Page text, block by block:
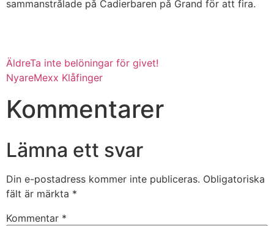
sammanstrålade på Cadierbaren på Grand för att fira.
ÄldreTa inte belöningar för givet!
NyareMexx Klåfinger
Kommentarer
Lämna ett svar
Din e-postadress kommer inte publiceras. Obligatoriska
fält är märkta *
Kommentar *